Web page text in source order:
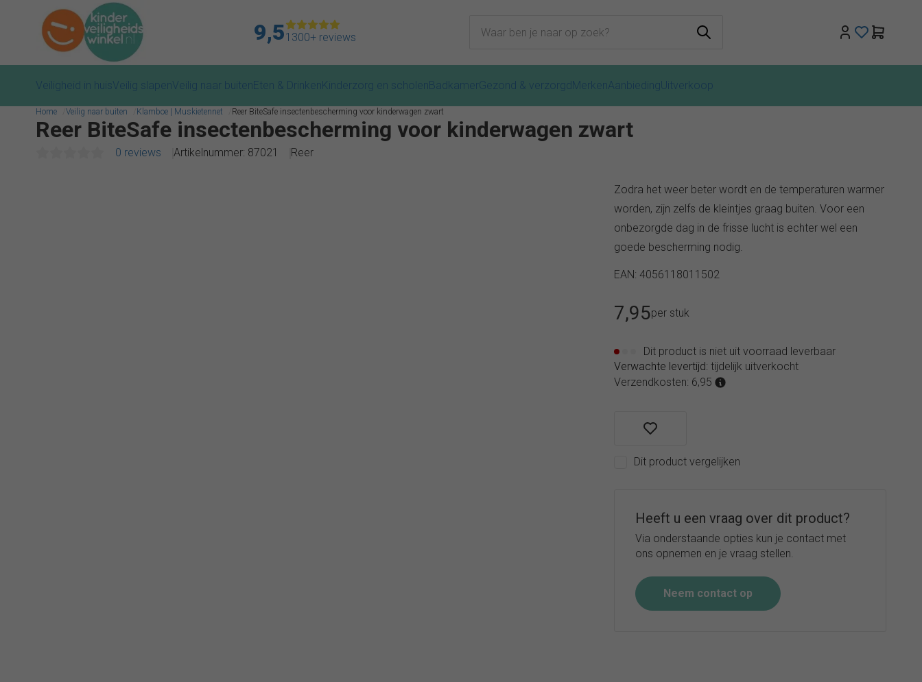
9,51300+ reviews
Veiligheid in huis Veilig slapen Veilig naar buitenEten & DrinkenKinderzorg en scholenBadkamer Gezond & verzorgdMerkenAanbiedingUitverkoop
Home Veilig naar buiten Klamboe | Muskietennet Reer BiteSafe insectenbescherming voor kinderwagen zwart
Reer BiteSafe insectenbescherming voor kinderwagen zwart
0 reviews Artikelnummer: 87021 Reer
Zodra het weer beter wordt en de temperaturen warmer
worden, zijn zelfs de kleintjes graag buiten. Voor een
onbezorgde dag in de frisse lucht is echter wel een
goede bescherming nodig.
EAN: 4056118011502
7,95per stuk
Dit product is niet uit voorraad leverbaar
Verwachte levertijd:tijdelijk uitverkocht
Verzendkosten: 6,95
Dit product vergelijken
Heeft u een vraag over dit product?
Via onderstaande opties kun je contact met
ons opnemen en je vraag stellen.
Neem contact op